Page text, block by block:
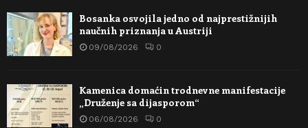
Bosanka osvojila jedno od najprestižnijih
naučnih priznanja u Austriji
09/08/2026 0
Kamenica domaćin trodnevne manifestacije
„Druženje sa dijasporom“
06/08/2026 0